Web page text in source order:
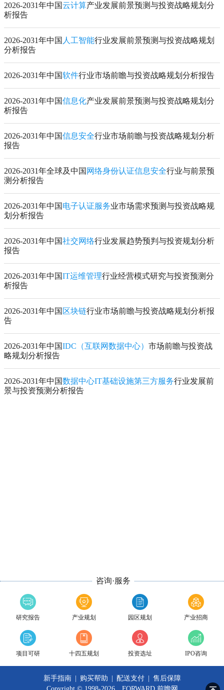
2026-2031年中国云计算产业发展前景预测与投资战略规划分
析报告
2026-2031年中国 人工智能行业发展前景预测与投资战略规划
分析报告
2026-2031年中国软件行业市场前瞻与投资战略规划分析报告
2026-2031年中国信息化产业发展前景预测与投资战略规划分
析报告
2026-2031年中国信息安全行业市场前瞻与投资战略规划分析
报告
2026-2031年全球及中国 网络身份认证信息安全行业与前景预
测分析报告
2026-2031年中国 电子认证服务业市场需求预测与投资战略规
划分析报告
2026-2031年中国社交网络行业发展趋势预判与投资规划分析
报告
2026-2031年中国IT运维管理行业经营模式研究与投资预测分
析报告
2026-2031年中国 区块链行业市场前瞻与投资战略规划分析报
告
2026-2031年中国IDC（互联网数据中心） 市场前瞻与投资战
略规划分析报告
2026-2031年中国数据中心IT基础设施第三方服务行业发展前
景与投资预测分析报告
咨询·服务
研究报告 产业规划 园区规划 产业招商
项目可研 十四五规划 投资选址 IPO咨询
新手指南 购买帮助 配送支付
售后保障